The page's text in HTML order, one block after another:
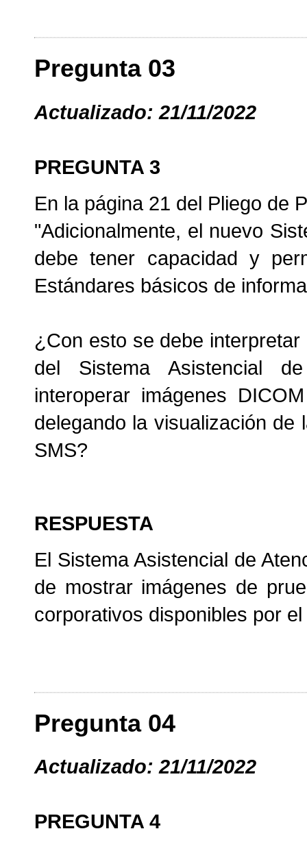
Pregunta 03
Actualizado: 21/11/2022
PREGUNTA 3
En la página 21 del Pliego de
"Adicionalmente, el nuevo
debe tener capacidad y
Estándares básicos de
¿Con esto se debe
del Sistema Asistencial
interoperar imágenes
delegando la visualización
SMS?
RESPUESTA
El Sistema Asistencial de
de mostrar imágenes de
corporativos disponibles por el
Pregunta 04
Actualizado: 21/11/2022
PREGUNTA 4